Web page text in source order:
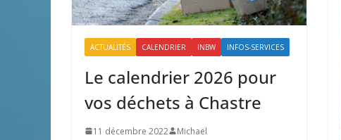
ACTUALITÉS CALENDRIER INBW INFOS-SERVICES
Le calendrier 2026 pour
vos déchets à Chastre
11 décembre 2022 Michaël